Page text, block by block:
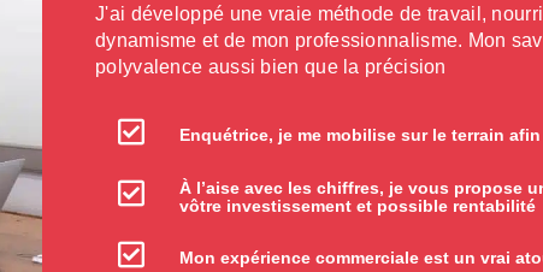
J'ai développé une vraie méthode de travail,
dynamisme et de mon professionnalisme. Mon
polyvalence aussi bien que la précision
Enquétrice, je me mobilise sur le terrain
À l’aise avec les chiffres, je vous propose
vôtre investissement et possible rentabilité
Mon expérience commerciale est un vrai